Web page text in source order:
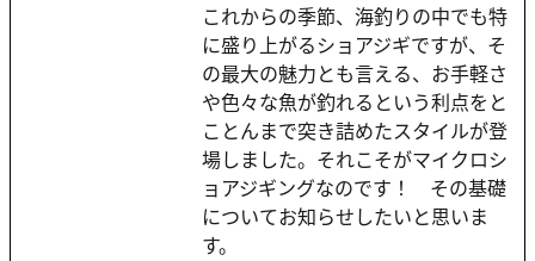
これからの季節、海釣りの中でも特
に盛り上がるショアジギですが、そ
の最大の魅力とも言える、お手軽さ
や色々な魚が釣れるという利点をと
ことんまで突き詰めたスタイルが登
場しました。それこそがマイクロシ
ョアジギングなのです！ その基礎
についてお知らせしたいと思いま
す。